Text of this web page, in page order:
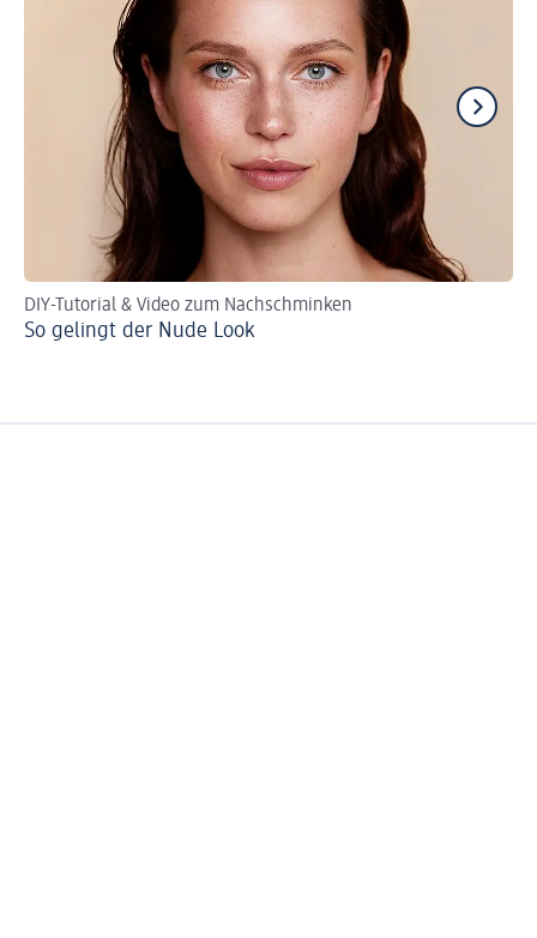
DIY-Tutorial & Video zum Nachschminken
So gelingt der Nude Look